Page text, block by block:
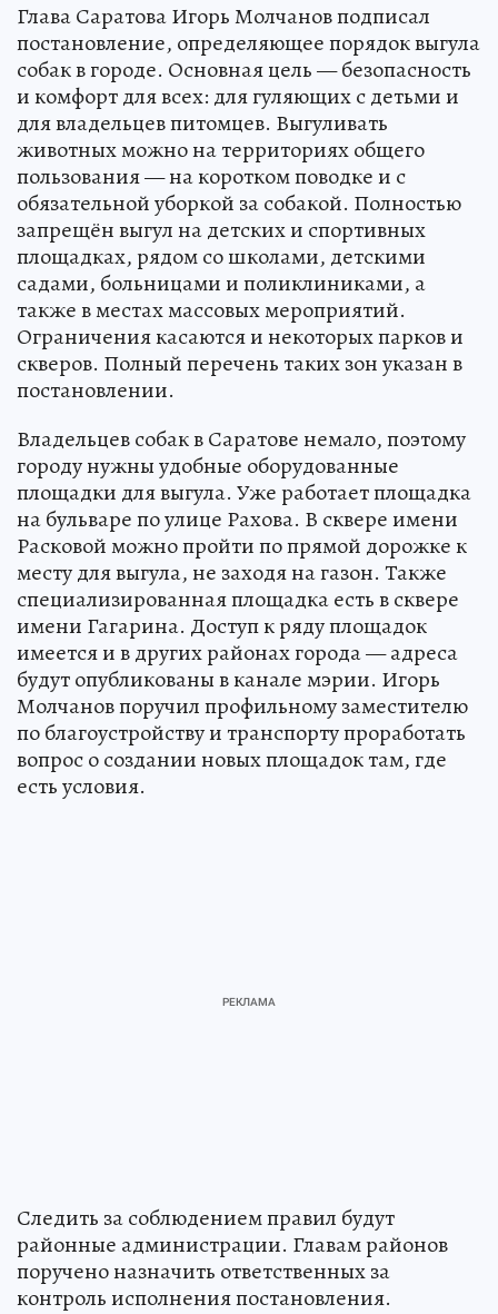
Глава Саратова Игорь Молчанов подписал
постановление, определяющее порядок выгула
собак в городе. Основная цель — безопасность
и комфорт для всех: для гуляющих с детьми и
для владельцев питомцев. Выгуливать
животных можно на территориях общего
пользования — на коротком поводке и с
обязательной уборкой за собакой. Полностью
запрещён выгул на детских и спортивных
площадках, рядом со школами, детскими
садами, больницами и поликлиниками, а
также в местах массовых мероприятий.
Ограничения касаются и некоторых парков и
скверов. Полный перечень таких зон указан в
постановлении.
Владельцев собак в Саратове немало, поэтому
городу нужны удобные оборудованные
площадки для выгула. Уже работает площадка
на бульваре по улице Рахова. В сквере имени
Расковой можно пройти по прямой дорожке к
месту для выгула, не заходя на газон. Также
специализированная площадка есть в сквере
имени Гагарина. Доступ к ряду площадок
имеется и в других районах города — адреса
будут опубликованы в канале мэрии. Игорь
Молчанов поручил профильному заместителю
по благоустройству и транспорту проработать
вопрос о создании новых площадок там, где
есть условия.
Следить за соблюдением правил будут
районные администрации. Главам районов
поручено назначить ответственных за
контроль исполнения постановления.